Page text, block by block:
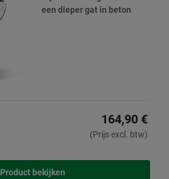
een dieper gat in beton
164,90 €
(Prijs excl. btw)
Product bekijken